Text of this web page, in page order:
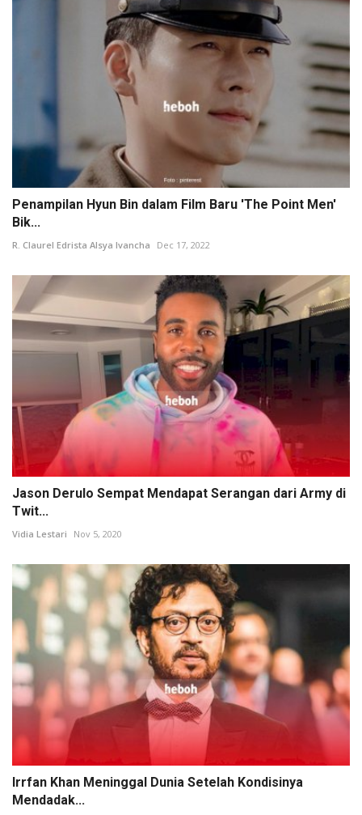
Penampilan Hyun Bin dalam Film Baru 'The Point Men'
Bik...
R. Claurel Edrista Alsya Ivancha Dec 17, 2022
Jason Derulo Sempat Mendapat Serangan dari Army di
Twit...
Vidia Lestari Nov 5, 2020
Irrfan Khan Meninggal Dunia Setelah Kondisinya
Mendadak...